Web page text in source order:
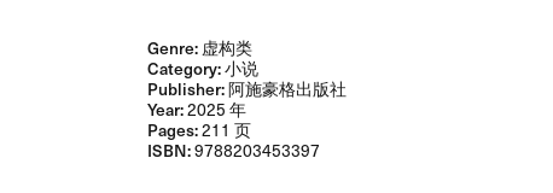
Genre:虚构类
Category:小说
Publisher:阿施豪格出版社
Year:2025 年
Pages:211 页
ISBN:9788203453397